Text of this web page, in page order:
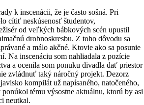
k inscenácii, že je často sošná. Pri
cítiť neskúsenosť študentov,
od veľkých bábkových scén upustil
drobnoskresbu. Z toho dôvodu sa
a málo akčné. Ktovie ako sa posunie
Na inscenáciu som nahliadala z pozície
a ocenila som ponuku divadla dať priestor
zvládnuť taký náročný projekt. Dezorz
kompilát už napísaného, natočeného,
tému výsostne aktuálnu, ktorú by asi
neutkal.